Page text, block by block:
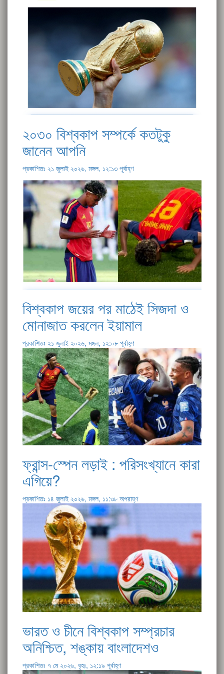
২০৩০ বিশ্বকাপ সম্পর্কে কতটুকু
জানেন আপনি
প্রকাশিতঃ ২১ জুলাই ২০২৬, মঙ্গল, ১২:১৩ পূর্বাহ্ণ
বিশ্বকাপ জয়ের পর মাঠেই সিজদা ও
মোনাজাত করলেন ইয়ামাল
প্রকাশিতঃ ২১ জুলাই ২০২৬, মঙ্গল, ১২:০৮ পূর্বাহ্ণ
ফ্রান্স-স্পেন লড়াই : পরিসংখ্যানে কারা
এগিয়ে?
প্রকাশিতঃ ১৪ জুলাই ২০২৬, মঙ্গল, ১১:৩৮ অপরাহ্ণ
ভারত ও চীনে বিশ্বকাপ সম্প্রচার
অনিশ্চিত, শঙ্কায় বাংলাদেশও
প্রকাশিতঃ ৭ মে ২০২৬, বৃহঃ, ১২:১৯ পূর্বাহ্ণ